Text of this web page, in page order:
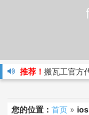
推荐！ 搬瓦工官方
您的位置： 首页 »